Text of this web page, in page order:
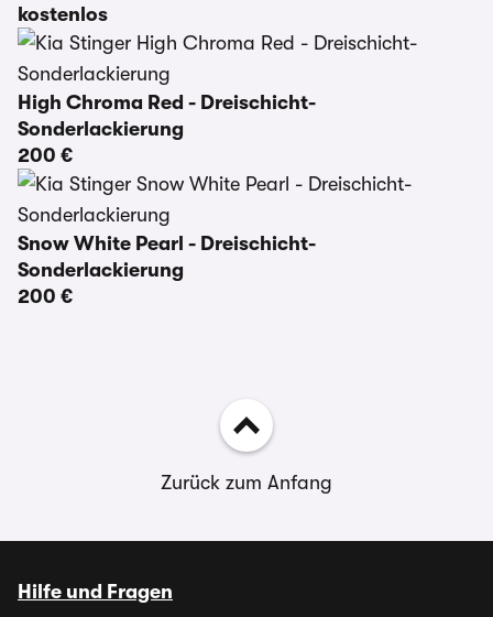
kostenlos
High Chroma Red - Dreischicht-
Sonderlackierung
200 €
Snow White Pearl - Dreischicht-
Sonderlackierung
200 €
Zurück zum Anfang
Hilfe und Fragen